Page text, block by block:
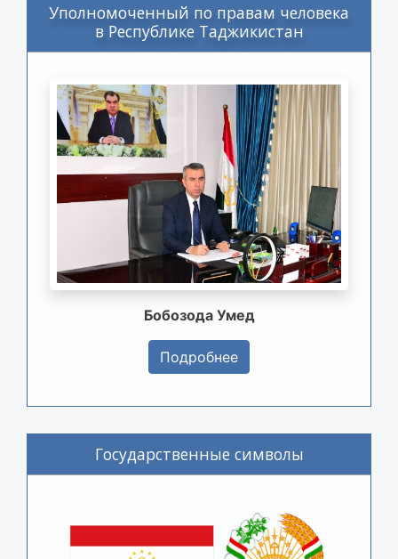
Уполномоченный по правам человека
в Республике Таджикистан
Бобозода Умед
Подробнее
Государственные символы